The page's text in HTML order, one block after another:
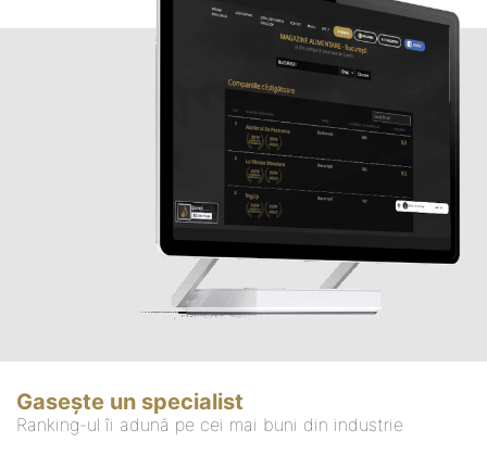
Gasește un specialist
Ranking-ul îi adună pe cei mai buni din industrie